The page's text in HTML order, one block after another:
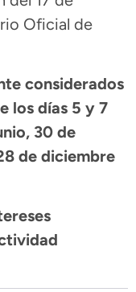
Oficial de
considerados
los días 5 y 7
30 de
de diciembre